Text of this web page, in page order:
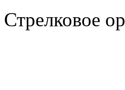
Стрелковое